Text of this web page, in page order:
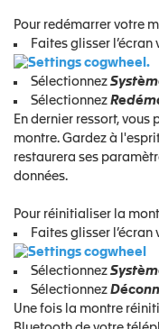
Pour redémarrer votre
Faites glisser
.
Sélectionnez
Sélectionnez
En dernier ressort,
montre. Gardez à
restaurera ses
données.
Pour réinitialiser la
Faites glisser
Sélectionnez
Sélectionnez
Une fois la montre